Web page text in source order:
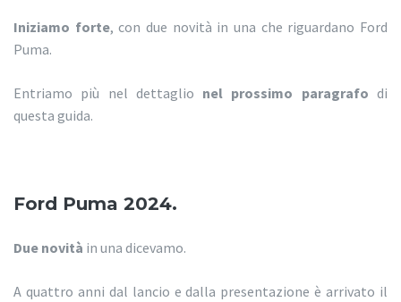
Iniziamo forte, con due novità in una che riguardano Ford
Puma.
Entriamo più nel dettaglio nel prossimo paragrafo di
questa guida.
Ford Puma 2024.
Due novità in una dicevamo.
A quattro anni dal lancio e dalla presentazione è arrivato il